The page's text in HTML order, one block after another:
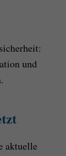
und
aktuelle